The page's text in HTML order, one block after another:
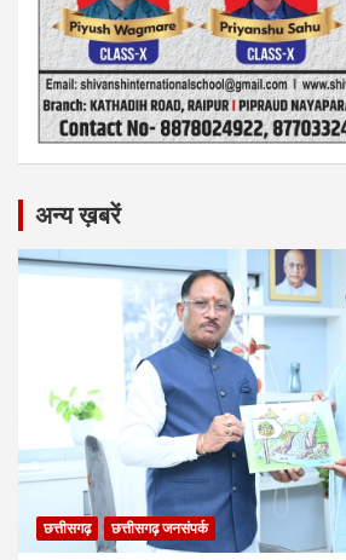
अन्य ख़बरें
छत्तीसगढ़ छत्तीसगढ़ जनसंपर्क